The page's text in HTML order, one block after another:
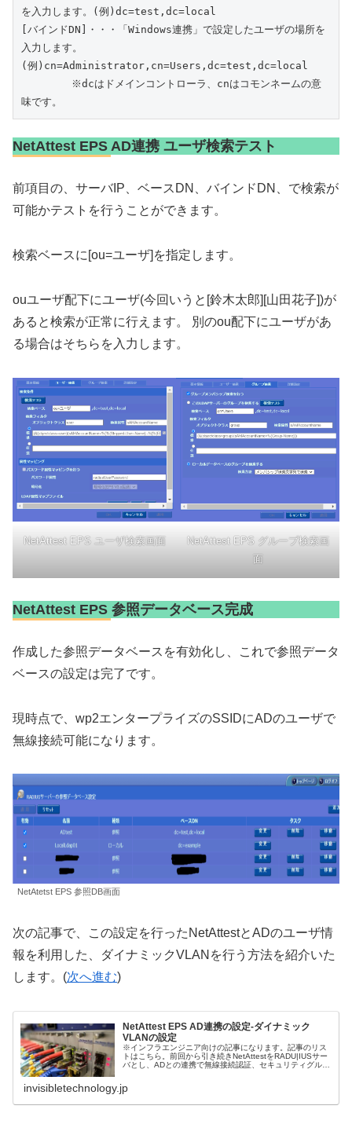
を入力します。(例)dc=test,dc=local
[バインドDN]・・・「Windows連携」で設定したユーザの場所を
入力します。
(例)cn=Administrator,cn=Users,dc=test,dc=local
味です。
NetAttest EPS AD連携 ユーザ検索テスト
前項目の、サーバIP、ベースDN、バインドDN、で検索が
可能かテストを行うことができます。
検索ベースに[ou=ユーザ]を指定します。
ouユーザ配下にユーザ(今回いうと[鈴木太郎][山田花子])が
あると検索が正常に行えます。 別のou配下にユーザがあ
る場合はそちらを入力します。
NetAttest EPS ユーザ検索画面
NetAttest EPS グループ検索画
面
NetAttest EPS 参照データベース完成
作成した参照データベースを有効化し、これで参照データ
ベースの設定は完了です。
現時点で、wp2エンタープライズのSSIDにADのユーザで
無線接続可能になります。
NetAtetst EPS 参照DB画面
次の記事で、この設定を行ったNetAttestとADのユーザ情
報を利用した、ダイナミックVLANを行う方法を紹介いた
します。(次へ進む)
NetAttest EPS AD連携の設定-ダイナミック
VLANの設定
※インフラエンジニア向けの記事になります。記事のリス
トはこちら。前回から引き続きNetAttestをRADU|IUSサー
バとし、ADとの連携で無線接続認証、セキュリティグルー
invisibletechnology.jp